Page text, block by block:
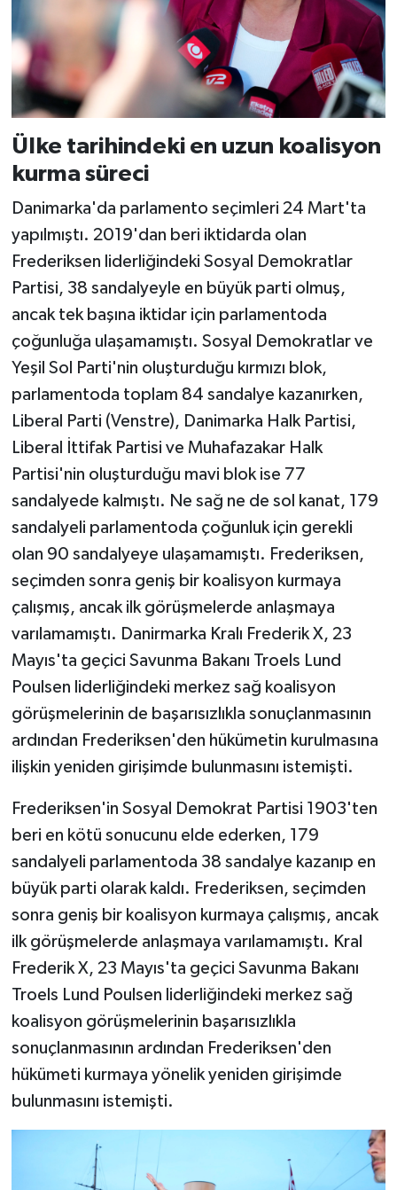
Ülke tarihindeki en uzun koalisyon
kurma süreci
Danimarka'da parlamento seçimleri 24 Mart'ta
yapılmıştı. 2019'dan beri iktidarda olan
Frederiksen liderliğindeki Sosyal Demokratlar
Partisi, 38 sandalyeyle en büyük parti olmuş,
ancak tek başına iktidar için parlamentoda
çoğunluğa ulaşamamıştı. Sosyal Demokratlar ve
Yeşil Sol Parti'nin oluşturduğu kırmızı blok,
parlamentoda toplam 84 sandalye kazanırken,
Liberal Parti (Venstre), Danimarka Halk Partisi,
Liberal İttifak Partisi ve Muhafazakar Halk
Partisi'nin oluşturduğu mavi blok ise 77
sandalyede kalmıştı. Ne sağ ne de sol kanat, 179
sandalyeli parlamentoda çoğunluk için gerekli
olan 90 sandalyeye ulaşamamıştı. Frederiksen,
seçimden sonra geniş bir koalisyon kurmaya
çalışmış, ancak ilk görüşmelerde anlaşmaya
varılamamıştı. Danirmarka Kralı Frederik X, 23
Mayıs'ta geçici Savunma Bakanı Troels Lund
Poulsen liderliğindeki merkez sağ koalisyon
görüşmelerinin de başarısızlıkla sonuçlanmasının
ardından Frederiksen'den hükümetin kurulmasına
ilişkin yeniden girişimde bulunmasını istemişti.
Frederiksen'in Sosyal Demokrat Partisi 1903'ten
beri en kötü sonucunu elde ederken, 179
sandalyeli parlamentoda 38 sandalye kazanıp en
büyük parti olarak kaldı. Frederiksen, seçimden
sonra geniş bir koalisyon kurmaya çalışmış, ancak
ilk görüşmelerde anlaşmaya varılamamıştı. Kral
Frederik X, 23 Mayıs'ta geçici Savunma Bakanı
Troels Lund Poulsen liderliğindeki merkez sağ
koalisyon görüşmelerinin başarısızlıkla
sonuçlanmasının ardından Frederiksen'den
hükümeti kurmaya yönelik yeniden girişimde
bulunmasını istemişti.